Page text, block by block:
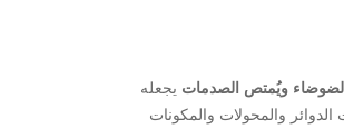
يجعله
والمحولات والمكونات